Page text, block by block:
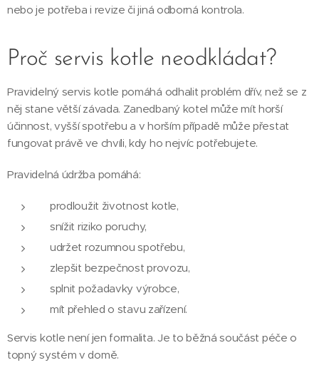
nebo je potřeba i revize či jiná odborná kontrola.
Proč servis kotle neodkládat?
Pravidelný servis kotle pomáhá odhalit problém dřív, než se z
něj stane větší závada. Zanedbaný kotel může mít horší
účinnost, vyšší spotřebu a v horším případě může přestat
fungovat právě ve chvíli, kdy ho nejvíc potřebujete.
Pravidelná údržba pomáhá:
prodloužit životnost kotle,
snížit riziko poruchy,
udržet rozumnou spotřebu,
zlepšit bezpečnost provozu,
splnit požadavky výrobce,
mít přehled o stavu zařízení.
Servis kotle není jen formalita. Je to běžná součást péče o
topný systém v domě.